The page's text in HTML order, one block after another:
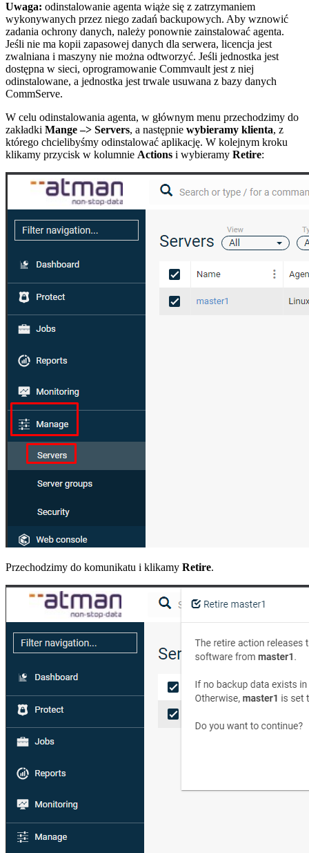
Uwaga: odinstalowanie agenta wiąże się z zatrzymaniem
wykonywanych przez niego zadań backupowych. Aby wznowić
zadania ochrony danych, należy ponownie zainstalować agenta.
Jeśli nie ma kopii zapasowej danych dla serwera, licencja jest
zwalniana i maszyny nie można odtworzyć. Jeśli jednostka jest
dostępna w sieci, oprogramowanie Commvault jest z niej
odinstalowane, a jednostka jest trwale usuwana z bazy danych
CommServe.
W celu odinstalowania agenta, w głównym menu przechodzimy do
zakładki Mange –> Servers, a następnie wybieramy klienta, z
którego chcielibyśmy odinstalować aplikację. W kolejnym kroku
klikamy przycisk w kolumnie Actions i wybieramy Retire:
Przechodzimy do komunikatu i klikamy Retire.